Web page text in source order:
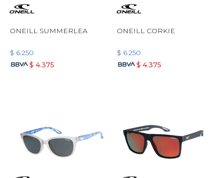
ONEILL SUMMERLEA
$ 6.250
$ 4.375
ONEILL CORKIE
$ 6.250
$ 4.375